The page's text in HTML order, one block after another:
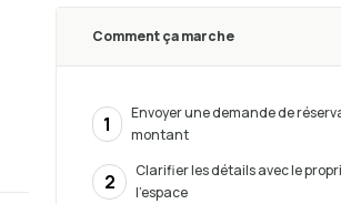
Comment ça marche
1
Envoyer une demande de
montant
2
Clarifier les détails avec le
l'espace